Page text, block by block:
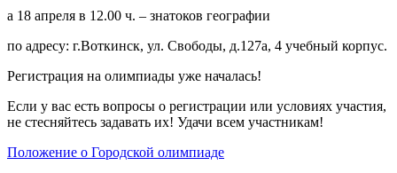
а 18 апреля в 12.00 ч. – знатоков географии
по адресу: г.Воткинск, ул. Свободы, д.127а, 4 учебный корпус.
Регистрация на олимпиады уже началась!
Если у вас есть вопросы о регистрации или условиях участия,
не стесняйтесь задавать их! Удачи всем участникам!
Положение о Городской олимпиаде